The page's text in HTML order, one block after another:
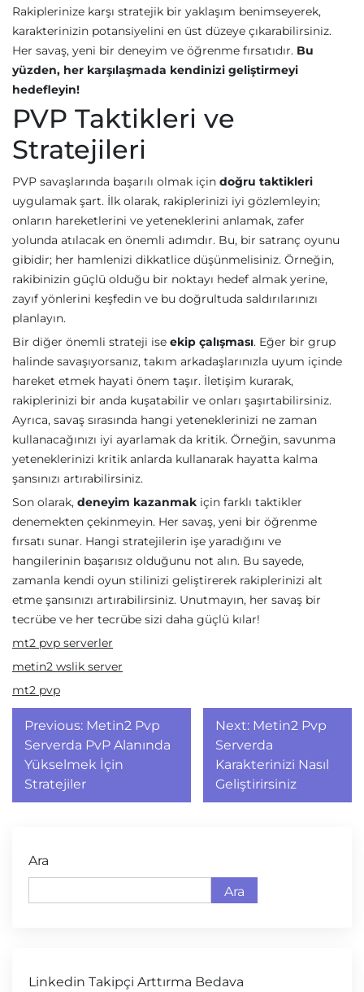
Rakiplerinize karşı stratejik bir yaklaşım benimseyerek,
karakterinizin potansiyelini en üst düzeye çıkarabilirsiniz.
Her savaş, yeni bir deneyim ve öğrenme fırsatıdır. Bu
yüzden, her karşılaşmada kendinizi geliştirmeyi
hedefleyin!
PVP Taktikleri ve
Stratejileri
PVP savaşlarında başarılı olmak için doğru taktikleri
uygulamak şart. İlk olarak, rakiplerinizi iyi gözlemleyin;
onların hareketlerini ve yeteneklerini anlamak, zafer
yolunda atılacak en önemli adımdır. Bu, bir satranç oyunu
gibidir; her hamlenizi dikkatlice düşünmelisiniz. Örneğin,
rakibinizin güçlü olduğu bir noktayı hedef almak yerine,
zayıf yönlerini keşfedin ve bu doğrultuda saldırılarınızı
planlayın.
Bir diğer önemli strateji ise ekip çalışması. Eğer bir grup
halinde savaşıyorsanız, takım arkadaşlarınızla uyum içinde
hareket etmek hayati önem taşır. İletişim kurarak,
rakiplerinizi bir anda kuşatabilir ve onları şaşırtabilirsiniz.
Ayrıca, savaş sırasında hangi yeteneklerinizi ne zaman
kullanacağınızı iyi ayarlamak da kritik. Örneğin, savunma
yeteneklerinizi kritik anlarda kullanarak hayatta kalma
şansınızı artırabilirsiniz.
Son olarak, deneyim kazanmak için farklı taktikler
denemekten çekinmeyin. Her savaş, yeni bir öğrenme
fırsatı sunar. Hangi stratejilerin işe yaradığını ve
hangilerinin başarısız olduğunu not alın. Bu sayede,
zamanla kendi oyun stilinizi geliştirerek rakiplerinizi alt
etme şansınızı artırabilirsiniz. Unutmayın, her savaş bir
tecrübe ve her tecrübe sizi daha güçlü kılar!
mt2 pvp serverler
metin2 wslik server
mt2 pvp
Yazı
gezinmesi
Previous: Metin2 Pvp
Serverda PvP Alanında
Yükselmek İçin
Stratejiler
Next: Metin2 Pvp
Serverda
Karakterinizi Nasıl
Geliştirirsiniz
Ara
Ara
Linkedin Takipçi Arttırma Bedava